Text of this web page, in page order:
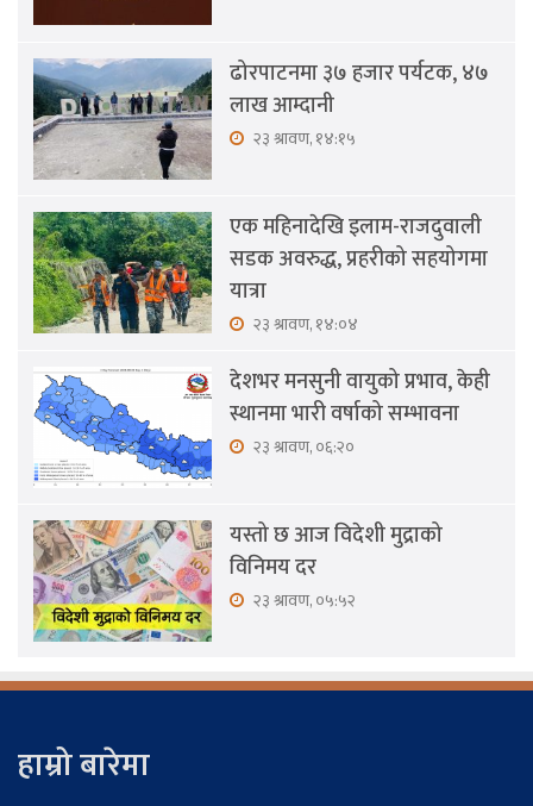
ढोरपाटनमा ३७ हजार पर्यटक, ४७
लाख आम्दानी
२३ श्रावण, १४:१५
एक महिनादेखि इलाम-राजदुवाली
सडक अवरुद्ध, प्रहरीको सहयोगमा
यात्रा
२३ श्रावण, १४:०४
देशभर मनसुनी वायुको प्रभाव, केही
स्थानमा भारी वर्षाको सम्भावना
२३ श्रावण, ०६:२०
यस्तो छ आज विदेशी मुद्राको
विनिमय दर
२३ श्रावण, ०५:५२
हाम्रो बारेमा